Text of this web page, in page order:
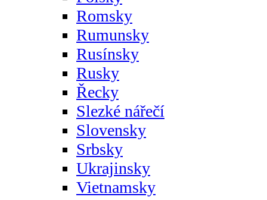
Romsky
Rumunsky
Rusínsky
Rusky
Řecky
Slezké nářečí
Slovensky
Srbsky
Ukrajinsky
Vietnamsky